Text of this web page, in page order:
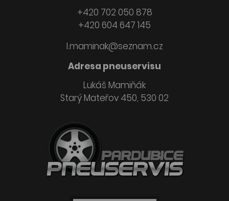
+420 702 050 878
+420 604 647 145
l.maminak@seznam.cz
Adresa pneuservisu
Lukáš Mamiňák
Starý Mateřov 450, 530 02